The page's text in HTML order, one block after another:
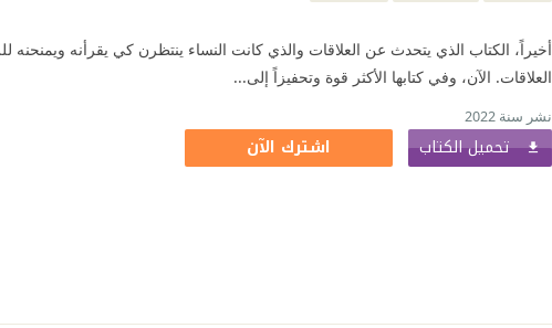
أخيراً، الكتاب الذي يتحدث عن العلاقات والذي كانت النساء ينتظرن كي يقرأنه ويمنحنه
العلاقات. الآن، وفي كتابها الأكثر قوة وتحفيزاً إلى...
نشر سنة 2022
تحميل الكتاب اشترك الآن